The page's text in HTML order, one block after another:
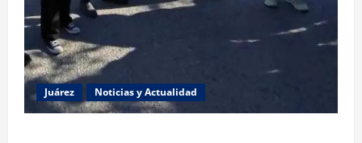
Juárez Noticias y Actualidad